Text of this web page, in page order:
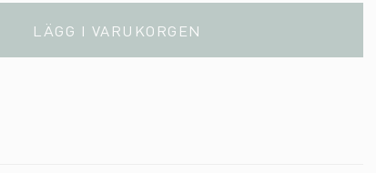
LÄGG I VARUKORGEN